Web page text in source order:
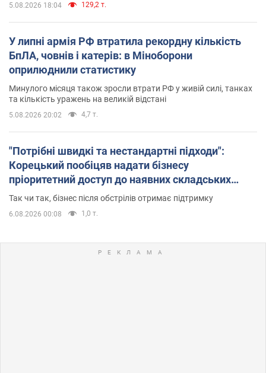
5.08.2026 18:04 129,2 т.
У липні армія РФ втратила рекордну кількість
БпЛА, човнів і катерів: в Міноборони
оприлюднили статистику
Минулого місяця також зросли втрати РФ у живій силі, танках
та кількість уражень на великій відстані
5.08.2026 20:02 4,7 т.
"Потрібні швидкі та нестандартні підходи":
Корецький пообіцяв надати бізнесу
пріоритетний доступ до наявних складських
приміщень
Так чи так, бізнес після обстрілів отримає підтримку
6.08.2026 00:08 1,0 т.